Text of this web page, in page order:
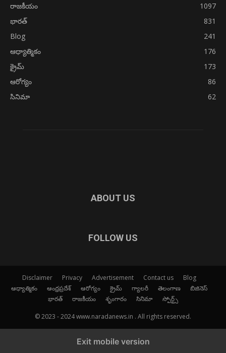
రాజకీయం
1097
భారత్
831
Blog
241
ఆధ్యాత్మికం
176
క్రైమ్
173
ఆరోగ్యం
86
సినిమా
62
ABOUT US
FOLLOW US
Disclaimer Privacy Advertisement Contact us
Blog
ఆధ్యాత్మికం
ఆంధ్రప్రదేశ్ ఆరోగ్యం క్రైమ్ గ్యాలరీ తెలంగాణ
బిజినెస్
భారత్
రాజకీయం శృంగారం సినిమా స్పోర్ట్స్
© 2023 - 2024 www.naradanews.in . All rights reserved.
Exit mobile version